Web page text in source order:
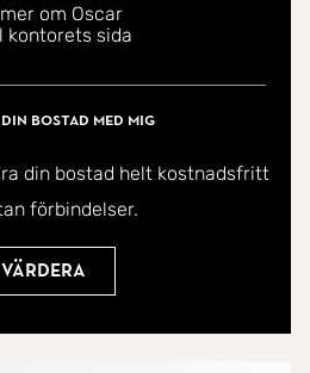
om Oscar
kontorets sida
bostad med mig
din bostad helt kostnadsfritt
förbindelser.
Värdera